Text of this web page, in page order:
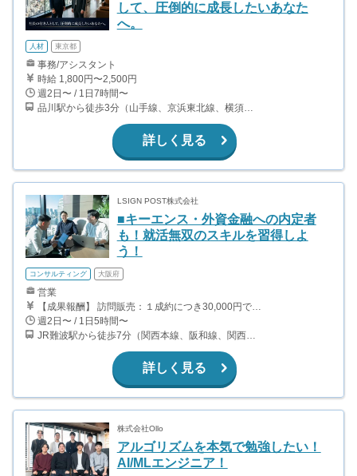
して、圧倒的に成長したいあなた
へ。
人材 東京都
事務/アシスタント
時給 1,800円〜2,500円
週2日〜 / 1日7時間〜
品川駅から徒歩3分（山手線、京浜東北線、横須賀線、上野東京ライン、ほか） 上大岡駅～都内の送迎なので、横浜付近在住が望ましいです。
詳しく見る
LSIGN POST株式会社
■キーエンス・外資金融への内定者
も！就活無双のスキルを習得しよ
う！
コンサルティング 大阪府
営業
【成果報酬】 訪問販売：１成約につき30,000円です。 例えば、光インターネットの成約であれば、平均的に2.5日で1件の契約が見込めます。（12,000円/1日6時間稼働） ＜月収例＞月に100万以上稼ぐ方もいます！ ・月5件成約：150,000円 ・月15件成約：450,000円 ・月30成約：900,000円➕マネジメントインセンティブ300,000円 合計1,200,000円 時給換算で2,000円程度が、平均的なインターン生の報酬となっています。
週2日〜 / 1日5時間〜
JR難波駅から徒歩7分（関西本線、阪和線、関西空港線） 大阪難波駅から徒歩13分（近鉄奈良線、阪神なんば線） 桜川駅から徒歩4分（大阪メトロ千日前線、阪神なんば線）
詳しく見る
株式会社Ollo
アルゴリズムを本気で勉強したい！
AI/MLエンジニア！